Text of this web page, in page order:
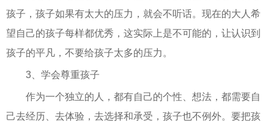
孩子，孩子如果有太大的压力，就会不听话。现在的大人希
望自己的孩子每样都优秀，这实际上是不可能的，让认识到
孩子的平凡，不要给孩子太多的压力。
3、学会尊重孩子
作为一个独立的人，都有自己的个性、想法，都需要自
己去经历、去体验，去选择和承受，孩子也不例外。要把孩